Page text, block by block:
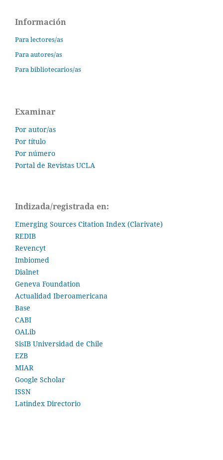
Información
Para lectores/as
Para autores/as
Para bibliotecarios/as
Examinar
Por autor/as
Por título
Por número
Portal de Revistas UCLA
Indizada/registrada en:
Emerging Sources Citation Index (Clarivate)
REDIB
Revencyt
Imbiomed
Dialnet
Geneva Foundation
Actualidad Iberoamericana
Base
CABI
OALib
SisIB Universidad de Chile
EZB
MIAR
Google Scholar
ISSN
Latindex Directorio